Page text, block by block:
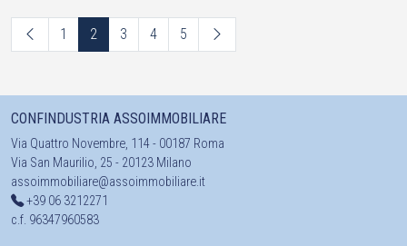
1 2 3 4 5
CONFINDUSTRIA ASSOIMMOBILIARE
Via Quattro Novembre, 114 - 00187 Roma
Via San Maurilio, 25 - 20123 Milano
assoimmobiliare@assoimmobiliare.it
+39 06 3212271
c.f. 96347960583